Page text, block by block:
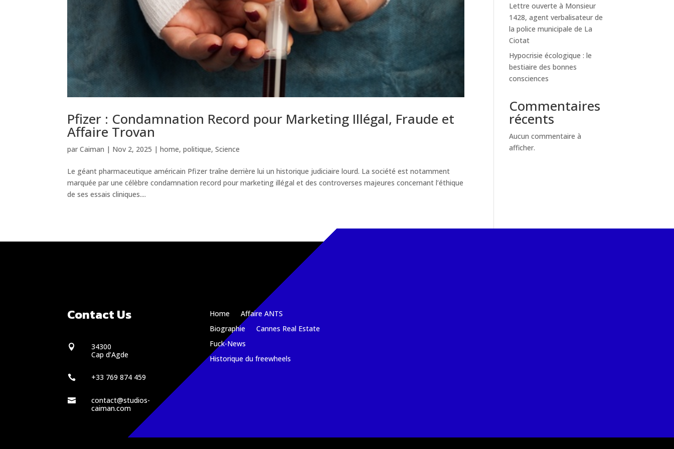
Pfizer : Condamnation Record pour Marketing Illégal, Fraude et
Affaire Trovan
parCaiman | Nov 2, 2025 |home,politique,Science
Le géant pharmaceutique américain Pfizer traîne derrière lui un historique judiciaire lourd. La société est notamment
marquée par une célèbre condamnation record pour marketing illégal et des controverses majeures concernant l’éthique
de ses essais cliniques....
Lettre ouverte à Monsieur
1428, agent verbalisateur de
la police municipale de La
Ciotat
Hypocrisie écologique : le
bestiaire des bonnes
consciences
Commentaires
récents
Aucun commentaire à
afficher.
Contact Us

34300
Cap d’Agde
 +33 769 874 459

contact@studios-
caiman.com
Home
Affaire ANTS
Biographie
Cannes Real Estate
Fuck-News
Historique du freewheels